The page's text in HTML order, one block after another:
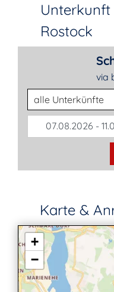
Rostock
via
Unterkunftsart
07.08.2026 -
Karte &
+
−